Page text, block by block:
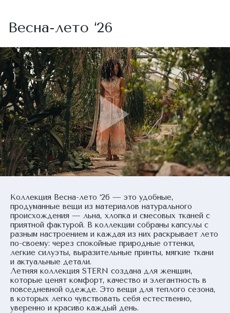
Весна-лето ‘26
Коллекция Весна-лето ‘26 — это удобные,
продуманные вещи из материалов натурального
происхождения — льна, хлопка и смесовых тканей с
приятной фактурой. В коллекции собраны капсулы с
разным настроением и каждая из них раскрывает лето
по-своему: через спокойные природные оттенки,
легкие силуэты, выразительные принты, мягкие ткани
и актуальные детали.
Летняя коллекция STERN создана для женщин,
которые ценят комфорт, качество и элегантность в
повседневной одежде. Это вещи для теплого сезона,
в которых легко чувствовать себя естественно,
уверенно и красиво каждый день.